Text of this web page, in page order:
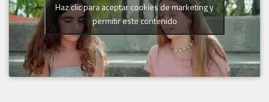
Haz clic para aceptar cookies de marketing y
permitir este contenido